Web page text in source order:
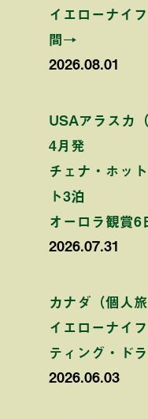
イエローナイ
間→
2026.08.01
USAアラスカ
4月発
チェナ・ホッ
ト3泊
オーロラ観賞
2026.07.31
カナダ（個人
イエローナイ
ティング・ド
2026.06.03